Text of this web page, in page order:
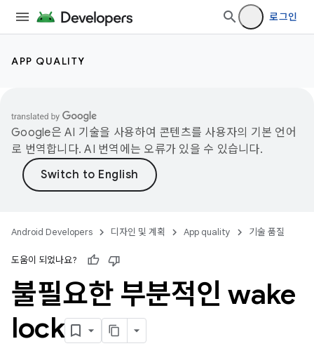
로그인
APP QUALITY
Google은 AI 기술을 사용하여 콘텐츠를 사용자의 기본 언어
로 번역합니다. AI 번역에는 오류가 있을 수 있습니다.
Android Developers 디자인 및 계획 App quality 기술 품질
도움이 되었나요?
불필요한 부분적인 wake
lock